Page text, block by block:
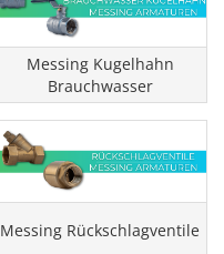
Messing Kugelhahn
Brauchwasser
Messing Rückschlagventile